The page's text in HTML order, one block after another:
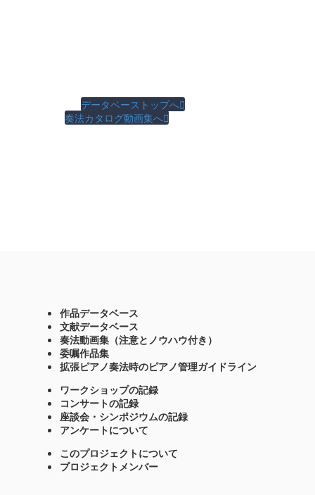
データベーストップへ
奏法カタログ動画集へ
作品データベース
文献データベース
奏法動画集（注意とノウハウ付き）
委嘱作品集
拡張ピアノ奏法時のピアノ管理ガイドライン
ワークショップの記録
コンサートの記録
座談会・シンポジウムの記録
アンケートについて
このプロジェクトについて
プロジェクトメンバー